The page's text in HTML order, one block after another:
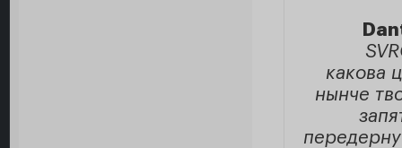
какова
нынче